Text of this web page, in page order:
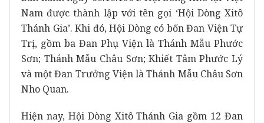
Nam được thành lập với tên gọi ‘Hội Dòng Xitô
Thánh Gia’. Khi đó, Hội Dòng có bốn Đan Viện Tự
Trị, gồm ba Đan Phụ Viện là Thánh Mẫu Phước
Sơn; Thánh Mẫu Châu Sơn; Khiết Tâm Phước Lý
và một Đan Trưởng Viện là Thánh Mẫu Châu Sơn
Nho Quan.
Hiện nay, Hội Dòng Xitô Thánh Gia gồm 12 Đan